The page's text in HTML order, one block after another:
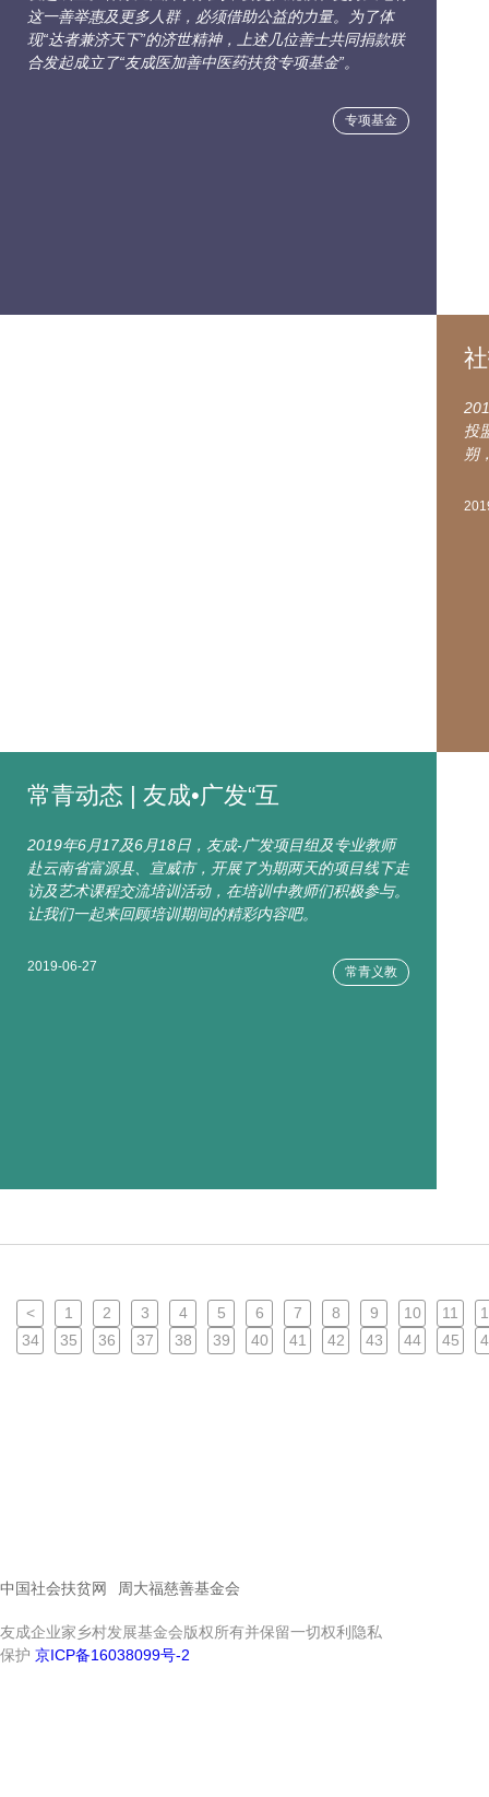
这一善举惠及更多人群，必须借助公益的力量。为了体
现“达者兼济天下”的济世精神，上述几位善士共同捐款联
合发起成立了“友成医加善中医药扶贫专项基金”。
专项基金
常青动态 | 友成•广发“互
2019年6月17及6月18日，友成-广发项目组及专业教师
赴云南省富源县、宣威市，开展了为期两天的项目线下走
访及艺术课程交流培训活动，在培训中教师们积极参与。
让我们一起来回顾培训期间的精彩内容吧。
2019-06-27 常青义教
投
朔
< 1 2 3 4 5 6 7 8 9 10 11
34
35 36 37 38 39 40 41 42 43 44 45
中国社会扶贫网 周大福慈善基金会
友成企业家乡村发展基金会版权所有并保留一切权利隐私
保护 京ICP备16038099号-2